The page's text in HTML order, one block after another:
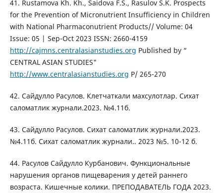
41. Rustamova Kh. Kh., Saidova F.S., Rasulov S.K. Prospects
for the Prevention of Micronutrient Insufficiency in Children
with National Pharmaconutrient Products// Volume: 04
Issue: 05 | Sep-Oct 2023 ISSN: 2660-4159
http://cajmns.centralasianstudies.org Published by “
CENTRAL ASIAN STUDIES"
http://www.centralasianstudies.org P/ 265-270
42. Сайдулло Расулов. Клетчаткали махсулотлар. Сихат
саломатлик журнали.2023. №4.11б.
43. Сайдулло Расулов. Сихат саломатлик журнали.2023.
№4.11б. Сихат саломатлик журнали.. 2023 №5. 10-12 б.
44. Расулов Сайдулло Курбанович. Функциональные
нарушения органов пищеварения у детей раннего
возраста. Kишечные колики. ПРЕПОДАВАТЕЛЬ ГОДА 2023.